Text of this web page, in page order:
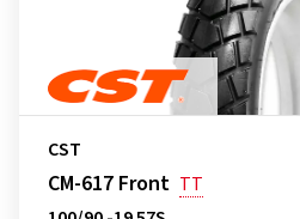
CST
CM-617 Front TT